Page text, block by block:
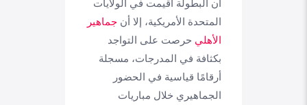
أن البطولة أقيمت في الولايات
المتحدة الأمريكية، إلا أن جماهير
الأهلي حرصت على التواجد
بكثافة في المدرجات، مسجلة
أرقامًا قياسية في الحضور
الجماهيري خلال مباريات